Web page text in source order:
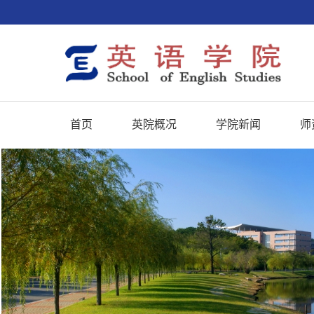
首页 英院概况 学院新闻 师